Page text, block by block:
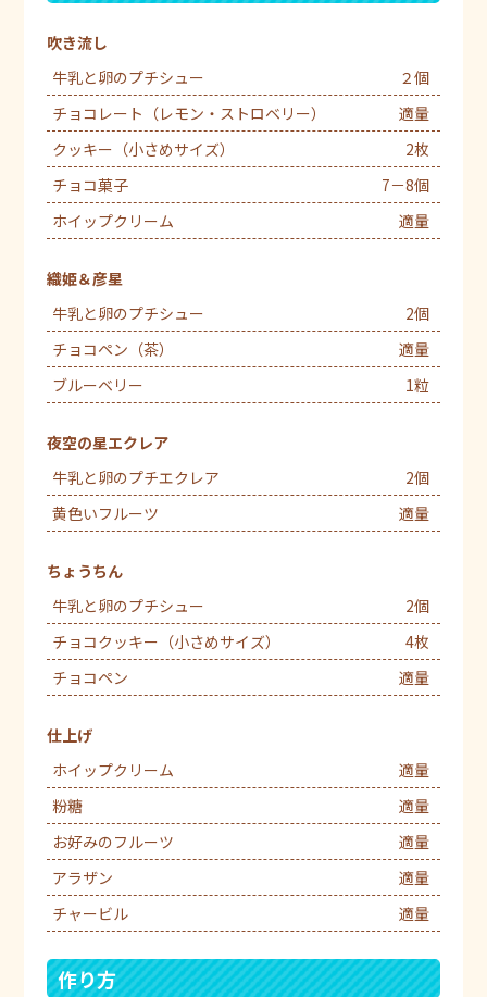
吹き流し
牛乳と卵のプチシュー
２個
チョコレート（レモン・ストロベリー）
適量
クッキー（小さめサイズ）
2枚
チョコ菓子
7－8個
ホイップクリーム
適量
織姫＆彦星
牛乳と卵のプチシュー
2個
チョコペン（茶）
適量
ブルーベリー
1粒
夜空の星エクレア
牛乳と卵のプチエクレア
2個
黄色いフルーツ
適量
ちょうちん
牛乳と卵のプチシュー
2個
チョコクッキー（小さめサイズ）
4枚
チョコペン
適量
仕上げ
ホイップクリーム
適量
粉糖
適量
お好みのフルーツ
適量
アラザン
適量
チャービル
適量
作り方